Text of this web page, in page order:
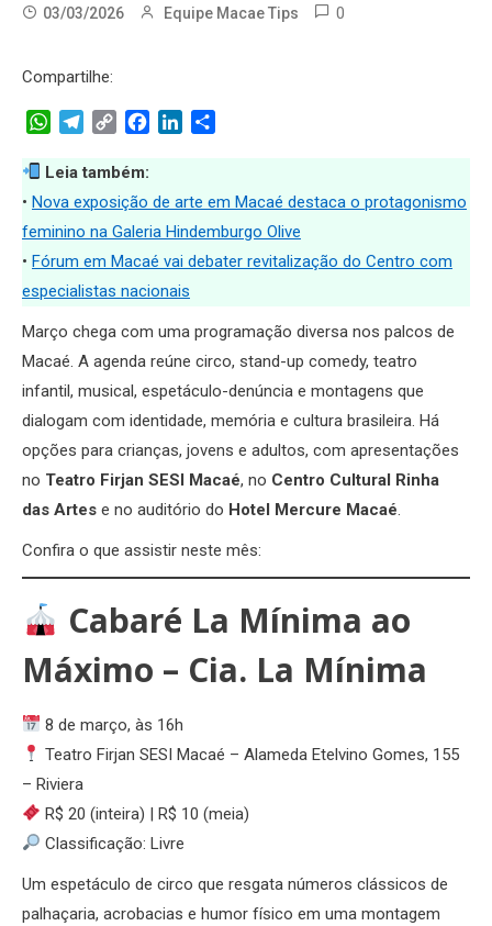
03/03/2026 Equipe Macae Tips 0
Compartilhe:
WhatsApp
Telegram
Copy
FacebookLinkedIn
Leia também:
• Nova exposição de arte em Macaé destaca o protagonismo
feminino na Galeria Hindemburgo Olive
• Fórum em Macaé vai debater revitalização do Centro com
especialistas nacionais
Março chega com uma programação diversa nos palcos de
Macaé. A agenda reúne circo, stand-up comedy, teatro
infantil, musical, espetáculo-denúncia e montagens que
dialogam com identidade, memória e cultura brasileira. Há
opções para crianças, jovens e adultos, com apresentações
no Teatro Firjan SESI Macaé, no Centro Cultural Rinha
das Artes e no auditório do Hotel Mercure Macaé.
Confira o que assistir neste mês:
Cabaré La Mínima ao
Máximo – Cia. La Mínima
8 de março, às 16h
Teatro Firjan SESI Macaé – Alameda Etelvino Gomes, 155
– Riviera
R$ 20 (inteira) | R$ 10 (meia)
Classificação: Livre
Um espetáculo de circo que resgata números clássicos de
palhaçaria, acrobacias e humor físico em uma montagem